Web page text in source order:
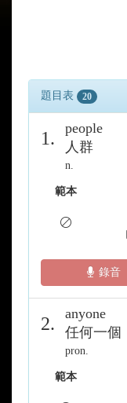
題目表 20
1.
people
人群
n.
範本
錄音
2.
anyone
任何一個
pron.
範本